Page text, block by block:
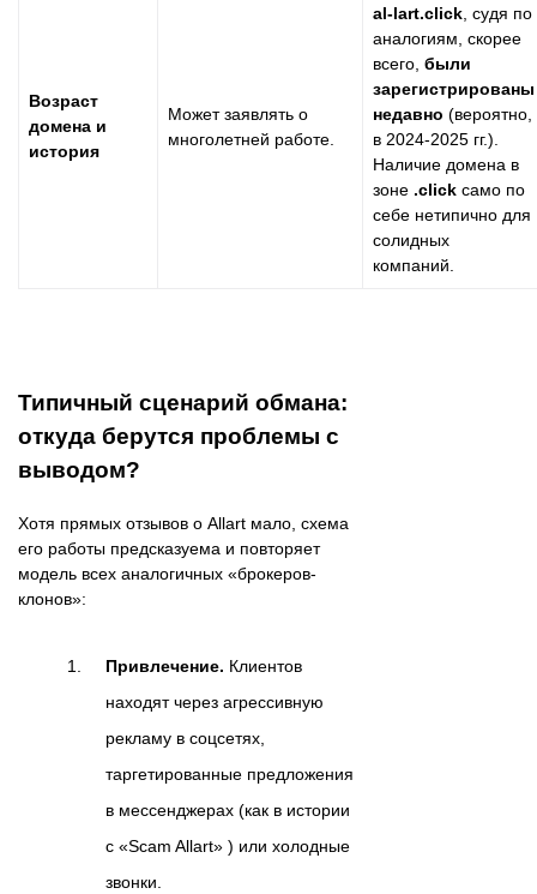
Возраст
домена и
история
Может заявлять о
многолетней работе.
al-lart.click, судя по
аналогиям, скорее
всего, были
зарегистрированы
недавно (вероятно,
в 2024-2025 гг.).
Наличие домена в
зоне .click само по
себе нетипично для
солидных
компаний.
Типичный сценарий обмана:
откуда берутся проблемы с
выводом?
Хотя прямых отзывов о Allart мало, схема
его работы предсказуема и повторяет
модель всех аналогичных «брокеров-
клонов»:
Привлечение. Клиентов
находят через агрессивную
рекламу в соцсетях,
таргетированные предложения
в мессенджерах (как в истории
с «Scam Allart» ) или холодные
звонки.